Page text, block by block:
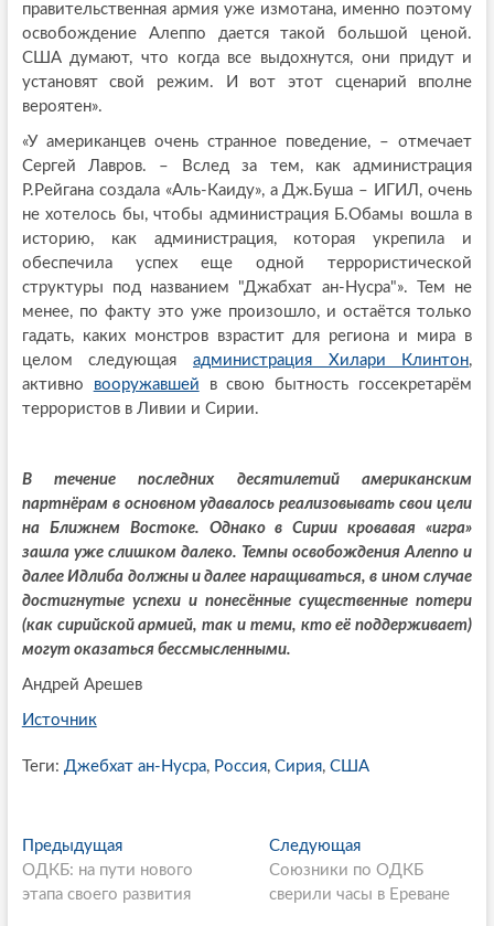
правительственная армия уже измотана, именно поэтому
освобождение Алеппо дается такой большой ценой.
США думают, что когда все выдохнутся, они придут и
установят свой режим. И вот этот сценарий вполне
вероятен».
«У американцев очень странное поведение, – отмечает
Сергей Лавров. – Вслед за тем, как администрация
Р.Рейгана создала «Аль-Каиду», а Дж.Буша – ИГИЛ, очень
не хотелось бы, чтобы администрация Б.Обамы вошла в
историю, как администрация, которая укрепила и
обеспечила успех еще одной террористической
структуры под названием "Джабхат ан-Нусра"». Тем не
менее, по факту это уже произошло, и остаётся только
гадать, каких монстров взрастит для региона и мира в
целом следующая администрация Хилари Клинтон,
активно вооружавшей в свою бытность госсекретарём
террористов в Ливии и Сирии.
В течение последних десятилетий американским
партнёрам в основном удавалось реализовывать свои цели
на Ближнем Востоке. Однако в Сирии кровавая «игра»
зашла уже слишком далеко. Темпы освобождения Алеппо и
далее Идлиба должны и далее наращиваться, в ином случае
достигнутые успехи и понесённые существенные потери
(как сирийской армией, так и теми, кто её поддерживает)
могут оказаться бессмысленными.
Андрей Арешев
Источник
Теги: Джебхат ан-Нусра, Россия, Сирия, США
P
o
ПредыдущаяП
р
е
ОДКБ: на пути нового
этапа своего развития
Следующая
л
е
Союзники по ОДКБ
сверили часы в Ереване